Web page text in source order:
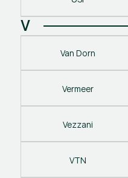
V
Van Dorn
Vermeer
Vezzani
VTN